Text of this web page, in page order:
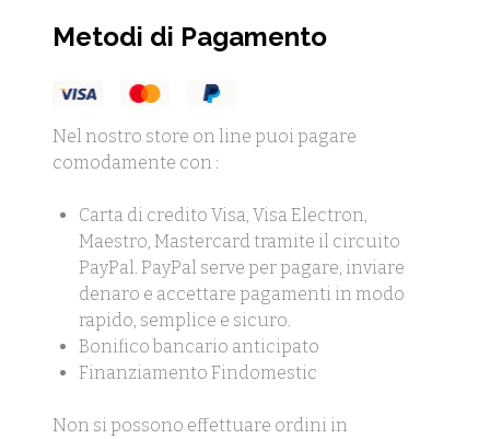
Metodi di Pagamento
Nel nostro store on line puoi pagare
comodamente con :
Carta di credito Visa, Visa Electron,
Maestro, Mastercard tramite il circuito
PayPal. PayPal serve per pagare, inviare
denaro e accettare pagamenti in modo
rapido, semplice e sicuro.
Bonifico bancario anticipato
Finanziamento Findomestic
Non si possono effettuare ordini in